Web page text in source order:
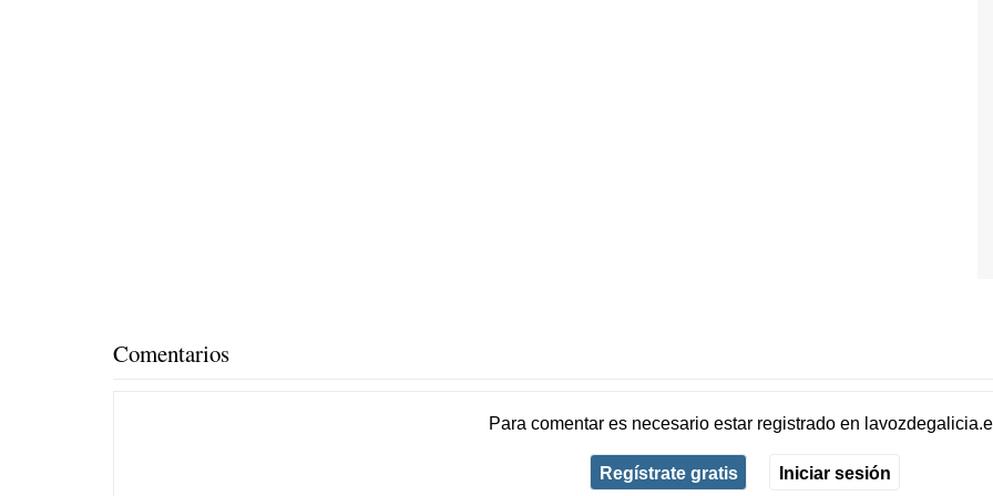
Comentarios
Para comentar es necesario estar registradoen
Regístrate gratis Iniciar sesión